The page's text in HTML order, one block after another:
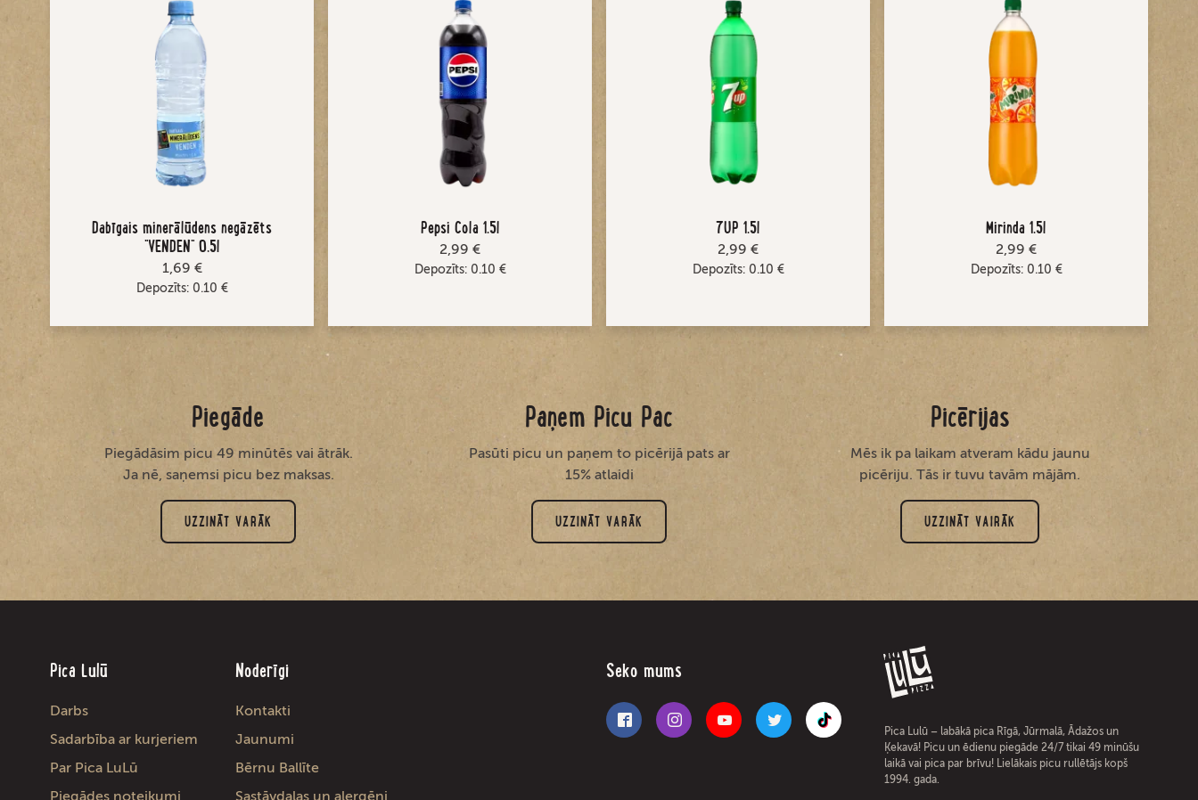
Dabīgais minerālūdens negāzēts
"VENDEN" 0,5l
1,69 €
Depozīts: 0.10 €
Pepsi Cola 1.5l
2,99 €
Depozīts: 0.10 €
7UP 1.5l
2,99 €
Depozīts: 0.10 €
Mirinda 1.5l
2,99 €
Depozīts: 0.10 €
Piegāde
Piegādāsim picu 49 minūtēs vai ātrāk.
Ja nē, saņemsi picu bez maksas.
UZZINĀT VARĀK
Paņem Picu Pac
Pasūti picu un paņem to picērijā pats ar
15% atlaidi
UZZINĀT VARĀK
Picērijas
Mēs ik pa laikam atveram kādu jaunu
picēriju. Tās ir tuvu tavām mājām.
UZZINĀT VAIRĀK
Pica Lulū
Darbs
Sadarbība ar kurjeriem
Par Pica LuLū
Piegādes noteikumi
Noderīgi
Kontakti
Jaunumi
Bērnu Ballīte
Sastāvdaļas un alergēni
Seko mums
Pica Lulū – labākā pica Rīgā, Jūrmalā, Ādažos un
Ķekavā! Picu un ēdienu piegāde 24/7 tikai 49 minūšu
laikā vai pica par brīvu! Lielākais picu rullētājs kopš
1994. gada.